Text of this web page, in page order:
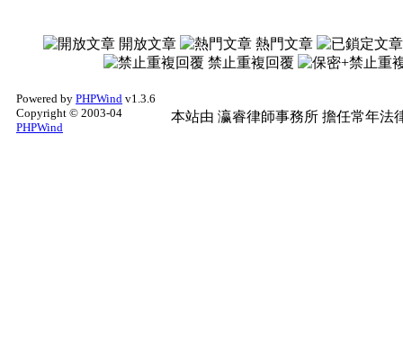
開放文章
熱門文章
禁止重複回覆
Powered by PHPWind v1.3.6
Copyright © 2003-04
PHPWind
本站由 瀛睿律師事務所 擔任常年法